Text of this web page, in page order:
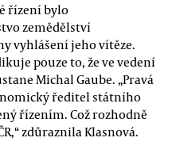
řízení bylo
zemědělství
vyhlášení jeho vítěze.
pouze to, že ve vedení
Michal Gaube. „Pravá
ředitel státního
řízením. Což rozhodně
zdůraznila Klasnová.